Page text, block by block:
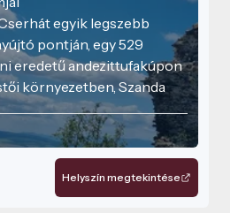
egyik legszebb
pontján, egy 529
eredetű andezittufakúpon
környezetben, Szanda
A várrom nemcsak
része, hanem a
Geopark egyik
is, ahol a természeti
emlékek
Helyszín megtekintése